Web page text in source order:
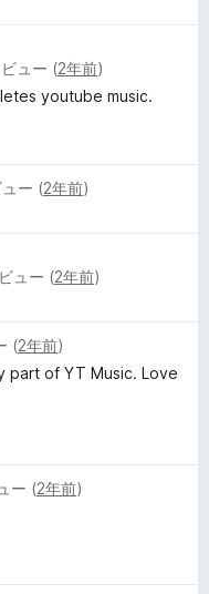
ュー (2年前)
youtube music.
ー (2年前)
ュー (2年前)
(2年前)
part of YT Music. Love
ー (2年前)